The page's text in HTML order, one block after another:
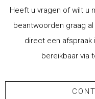
Heeft u vragen of wilt u
beantwoorden graag
direct een afspraak
bereikbaar via